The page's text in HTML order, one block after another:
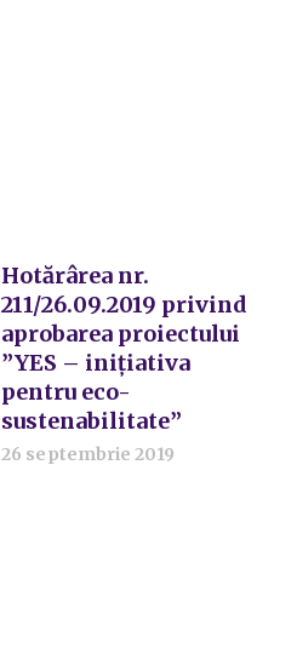
Hotărârea nr.
211/26.09.2019 privind
aprobarea proiectului
”YES – inițiativa
pentru eco-
sustenabilitate”
26 septembrie 2019